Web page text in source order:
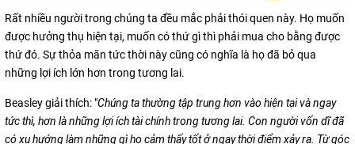
Rất nhiều người trong chúng ta đều mắc phải thói quen này. Họ muốn
được hưởng thụ hiện tại, muốn có thứ gì thì phải mua cho bằng được
thứ đó. Sự thỏa mãn tức thời này cũng có nghĩa là họ đã bỏ qua
những lợi ích lớn hơn trong tương lai.
Beasley giải thích: "Chúng ta thường tập trung hơn vào hiện tại và ngay
tức thì, hơn là những lợi ích tài chính trong tương lai. Con người vốn dĩ đã
có xu hướng làm những gì họ cảm thấy tốt ở ngay thời điểm xảy ra. Từ góc